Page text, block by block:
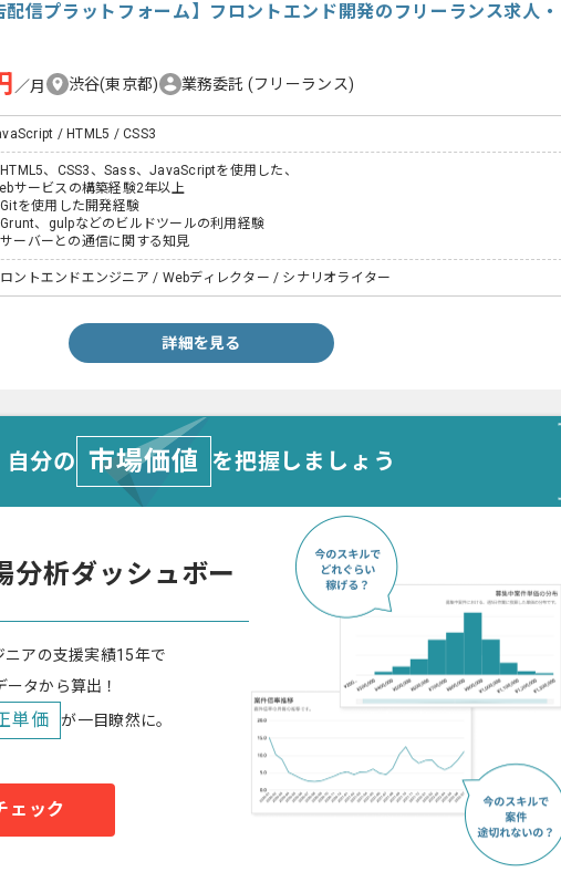
配信プラットフォーム】フロントエンド開発のフリーランス求人・
／月 渋谷(東京都) 業務委託 (フリーランス)
/ HTML5 / CSS3
HTML5、CSS3、Sass、JavaScriptを使用した、
サービスの構築経験2年以上
Gitを使用した開発経験
Grunt、gulpなどのビルドツールの利用経験
サーバーとの通信に関する知見
ントエンドエンジニア / Webディレクター / シナリオライター
詳細を見る
自分の 市場価値 を把握しましょう
分析ダッシュボー
アの支援実績15年で
タから算出！
単価 が一目瞭然に。
ェック